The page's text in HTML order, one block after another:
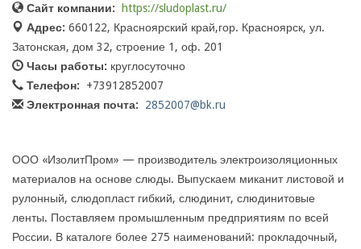
Сайт компании:
https://sludoplast.ru/
Адрес: 660122, Красноярский край,гор. Красноярск, ул.
Затонская, дом 32, строение 1, оф. 201
Часы работы: круглосуточно
Телефон:
+73912852007
Электронная почта:
2852007@bk.ru
ООО «ИзолитПром» — производитель электроизоляционных
материалов на основе слюды. Выпускаем миканит листовой и
рулонный, слюдопласт гибкий, слюдинит, слюдинитовые
ленты. Поставляем промышленным предприятиям по всей
России. В каталоге более 275 наименований: прокладочный,